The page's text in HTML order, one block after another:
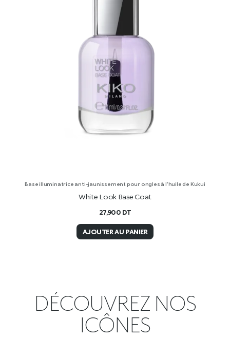
Base illuminatrice anti-jaunissement pour ongles à l’huile de Kukui
White Look Base Coat
27,900 DT
AJOUTER AU PANIER
DÉCOUVREZ NOS
ICÔNES